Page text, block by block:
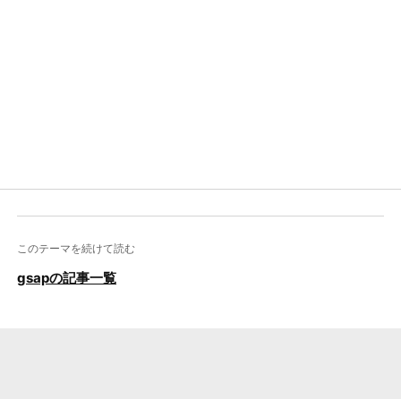
このテーマを続けて読む
gsapの記事一覧